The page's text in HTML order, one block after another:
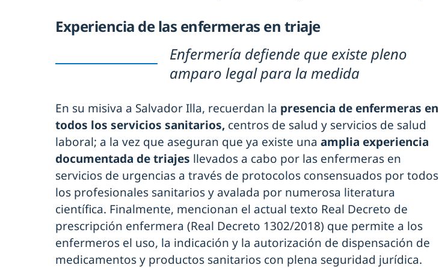
Experiencia de las enfermeras en triaje
Enfermería defiende que existe pleno
amparo legal para la medida
En su misiva a Salvador Illa, recuerdan la presencia de enfermeras en
todos los servicios sanitarios, centros de salud y servicios de salud
laboral; a la vez que aseguran que ya existe una amplia experiencia
documentada de triajes llevados a cabo por las enfermeras en
servicios de urgencias a través de protocolos consensuados por todos
los profesionales sanitarios y avalada por numerosa literatura
científica. Finalmente, mencionan el actual texto Real Decreto de
prescripción enfermera (Real Decreto 1302/2018) que permite a los
enfermeros el uso, la indicación y la autorización de dispensación de
medicamentos y productos sanitarios con plena seguridad jurídica.